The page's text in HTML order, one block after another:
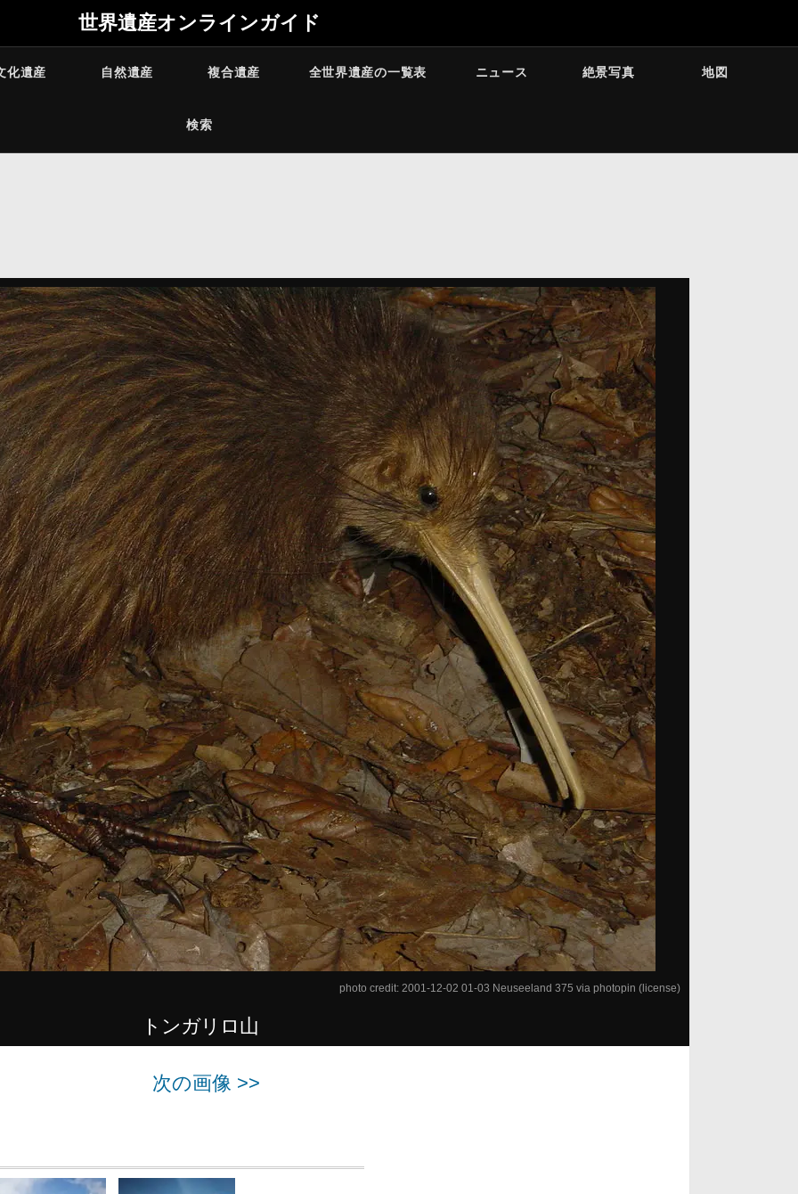
世界遺産オンラインガイド
化遺産 自然遺産 複合遺産 全世界遺産の一覧表 ニュース 絶景写真 地図
検索
photo credit: 2001-12-02 01-03 Neuseeland 375 via photopin (license)
トンガリロ山
次の画像 >>